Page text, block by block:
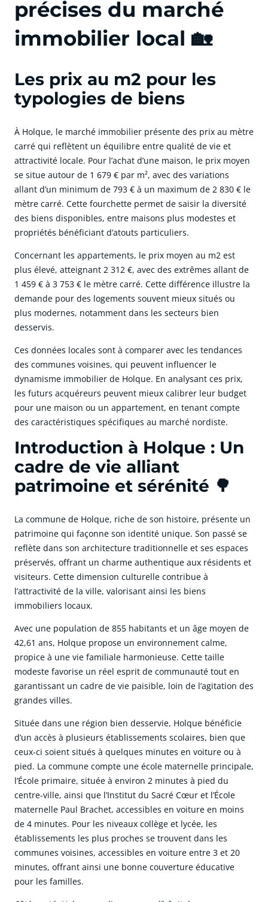
précises du marché
immobilier local 🏡
Les prix au m2 pour les
typologies de biens
À Holque, le marché immobilier présente des prix au mètre
carré qui reflètent un équilibre entre qualité de vie et
attractivité locale. Pour l’achat d’une maison, le prix moyen
se situe autour de 1 679 € par m², avec des variations
allant d’un minimum de 793 € à un maximum de 2 830 € le
mètre carré. Cette fourchette permet de saisir la diversité
des biens disponibles, entre maisons plus modestes et
propriétés bénéficiant d’atouts particuliers.
Concernant les appartements, le prix moyen au m2 est
plus élevé, atteignant 2 312 €, avec des extrêmes allant de
1 459 € à 3 753 € le mètre carré. Cette différence illustre la
demande pour des logements souvent mieux situés ou
plus modernes, notamment dans les secteurs bien
desservis.
Ces données locales sont à comparer avec les tendances
des communes voisines, qui peuvent influencer le
dynamisme immobilier de Holque. En analysant ces prix,
les futurs acquéreurs peuvent mieux calibrer leur budget
pour une maison ou un appartement, en tenant compte
des caractéristiques spécifiques au marché nordiste.
Introduction à Holque : Un
cadre de vie alliant
patrimoine et sérénité 🌳
La commune de Holque, riche de son histoire, présente un
patrimoine qui façonne son identité unique. Son passé se
reflète dans son architecture traditionnelle et ses espaces
préservés, offrant un charme authentique aux résidents et
visiteurs. Cette dimension culturelle contribue à
l’attractivité de la ville, valorisant ainsi les biens
immobiliers locaux.
Avec une population de 855 habitants et un âge moyen de
42,61 ans, Holque propose un environnement calme,
propice à une vie familiale harmonieuse. Cette taille
modeste favorise un réel esprit de communauté tout en
garantissant un cadre de vie paisible, loin de l’agitation des
grandes villes.
Située dans une région bien desservie, Holque bénéficie
d’un accès à plusieurs établissements scolaires, bien que
ceux-ci soient situés à quelques minutes en voiture ou à
pied. La commune compte une école maternelle principale,
l’École primaire, située à environ 2 minutes à pied du
centre-ville, ainsi que l’Institut du Sacré Cœur et l’École
maternelle Paul Brachet, accessibles en voiture en moins
de 4 minutes. Pour les niveaux collège et lycée, les
établissements les plus proches se trouvent dans les
communes voisines, accessibles en voiture entre 3 et 20
minutes, offrant ainsi une bonne couverture éducative
pour les familles.